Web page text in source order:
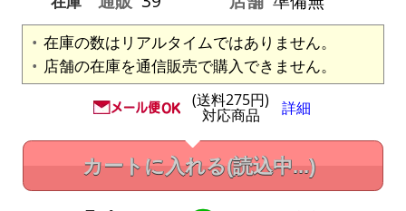
在庫の数はリアルタイムではありません。
店舗の在庫を通信販売で購入できません。
(送料275円)
対応商品 詳細
カートに入れる(読込中...)